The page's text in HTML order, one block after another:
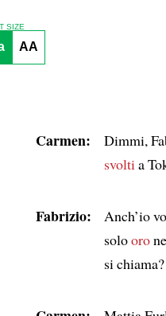
SIZE
AA
Carmen: Dimmi,
svolti a
Fabrizio: Anch’io
solooro
si chiama?